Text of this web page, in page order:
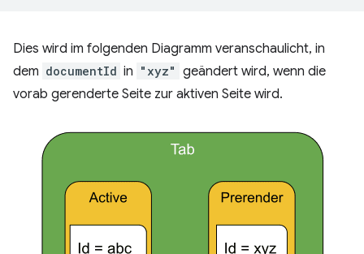
Dies wird im folgenden Diagramm veranschaulicht, in
dem documentId in "xyz" geändert wird, wenn die
vorab gerenderte Seite zur aktiven Seite wird.